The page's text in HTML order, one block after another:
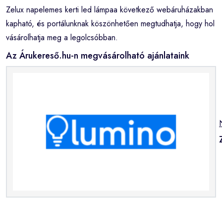
Zelux napelemes kerti led lámpaa következő webáruházakban
kapható, és portálunknak köszönhetően megtudhatja, hogy hol
vásárolhatja meg a legolcsóbban.
Az Árukereső.hu-n megvásárolható ajánlataink